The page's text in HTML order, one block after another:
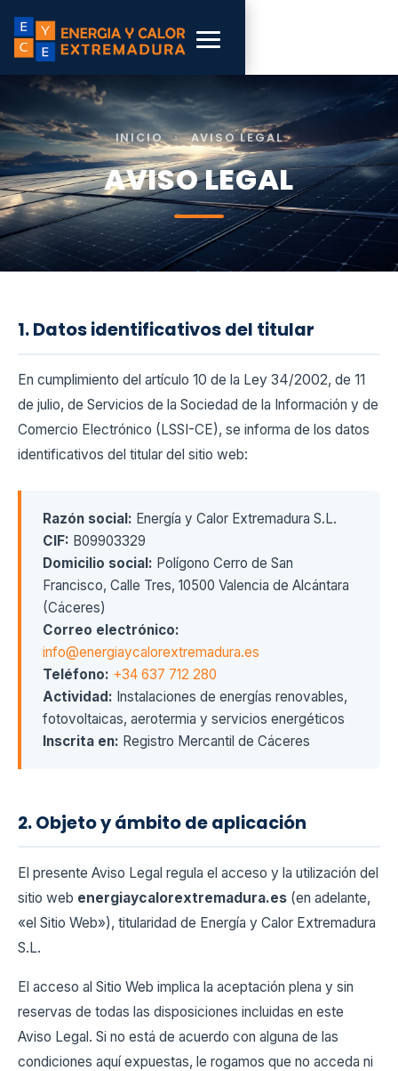
INICIO › AVISO LEGAL
AVISO LEGAL
1. Datos identificativos del titular
En cumplimiento del artículo 10 de la Ley 34/2002, de 11
de julio, de Servicios de la Sociedad de la Información y de
Comercio Electrónico (LSSI-CE), se informa de los datos
identificativos del titular del sitio web:
Razón social: Energía y Calor Extremadura S.L.
CIF: B09903329
Domicilio social: Polígono Cerro de San
Francisco, Calle Tres, 10500 Valencia de Alcántara
(Cáceres)
Correo electrónico:
info@energiaycalorextremadura.es
Teléfono: +34 637 712 280
Actividad: Instalaciones de energías renovables,
fotovoltaicas, aerotermia y servicios energéticos
Inscrita en: Registro Mercantil de Cáceres
2. Objeto y ámbito de aplicación
El presente Aviso Legal regula el acceso y la utilización del
sitio web energiaycalorextremadura.es (en adelante,
«el Sitio Web»), titularidad de Energía y Calor Extremadura
S.L.
El acceso al Sitio Web implica la aceptación plena y sin
reservas de todas las disposiciones incluidas en este
Aviso Legal. Si no está de acuerdo con alguna de las
condiciones aquí expuestas, le rogamos que no acceda ni